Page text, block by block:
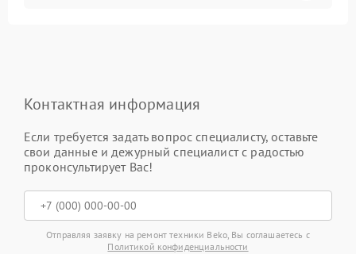
Контактная информация
Если требуется задать вопрос специалисту, оставьте
свои данные и дежурный специалист с радостью
проконсультирует Вас!
Отправляя заявку на ремонт техники Beko, Вы соглашаетесь с
Политикой конфиденциальности